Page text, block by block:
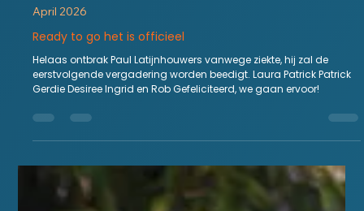
Rob Snellen
2 apr
1 minuten om te lezen
April 2026
Helaas ontbrak Paul Latijnhouwers vanwege ziekte, hij zal de
eerstvolgende vergadering worden beedigt. Laura Patrick Patrick
Gerdie Desiree Ingrid en Rob Gefeliciteerd, we gaan ervoor!